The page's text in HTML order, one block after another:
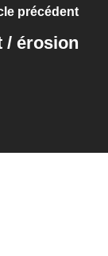
précédent
/ érosion